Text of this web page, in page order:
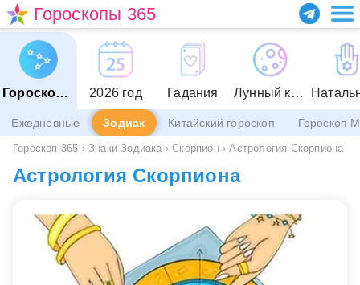
Гороскопы 365
Гороскопы 2026 год Гадания Лунный календарь
Ежедневные Зодиак Китайский гороскоп Гороскоп
Гороскоп 365 › Знаки Зодиака › Скорпион › Астрология Скорпиона
Астрология Скорпиона